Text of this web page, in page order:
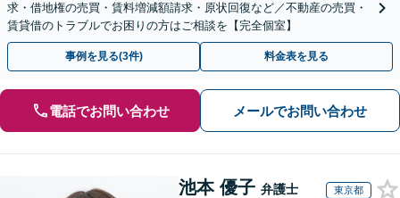
求・借地権の売買・賃料増減額請求・原状回復など／不動産の売買・
賃貸借のトラブルでお困りの方はご相談を【完全個室】
事例を見る(3件) 料金表を見る
電話でお問い合わせ メールでお問い合わせ
池本 優子 弁護士 東京都